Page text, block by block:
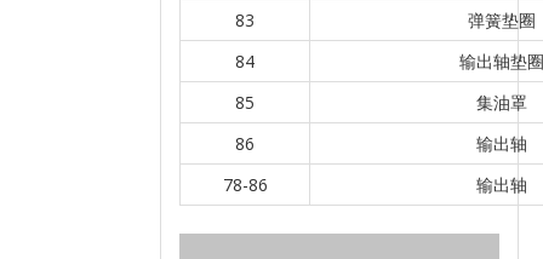
83
弹簧垫圈
84
输出轴垫圈
85
集油罩
86
输出轴
78-86
输出轴